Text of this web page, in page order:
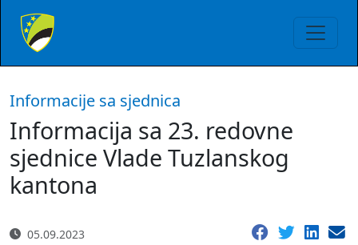
Informacije sa sjednica
Informacija sa 23. redovne
sjednice Vlade Tuzlanskog
kantona
05.09.2023